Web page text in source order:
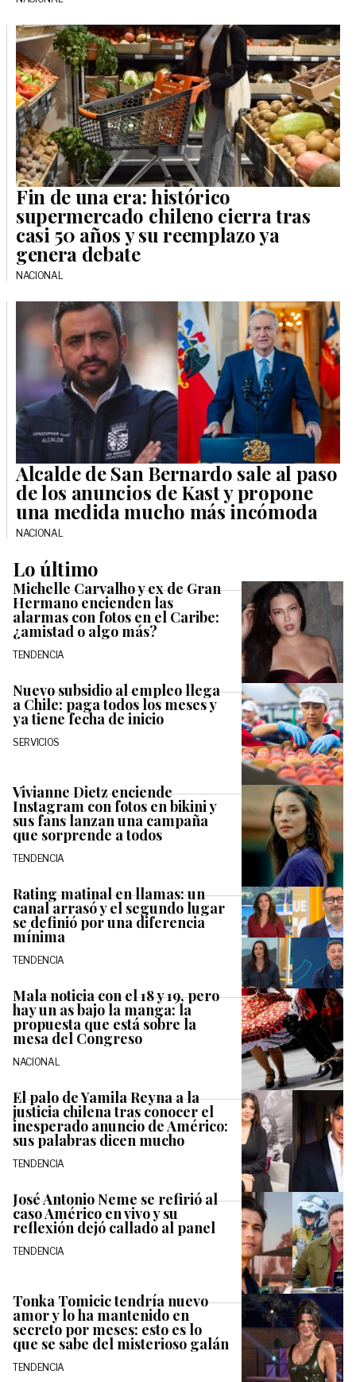
Fin de una era: histórico
supermercado chileno cierra tras
casi 50 años y su reemplazo ya
genera debate
NACIONAL
Alcalde de San Bernardo sale al paso
de los anuncios de Kast y propone
una medida mucho más incómoda
NACIONAL
Lo último
Michelle Carvalho y ex de Gran
Hermano encienden las
alarmas con fotos en el Caribe:
¿amistad o algo más?
TENDENCIA
Nuevo subsidio al empleo llega
a Chile: paga todos los meses y
ya tiene fecha de inicio
SERVICIOS
Vivianne Dietz enciende
Instagram con fotos en bikini y
sus fans lanzan una campaña
que sorprende a todos
TENDENCIA
Rating matinal en llamas: un
canal arrasó y el segundo lugar
se definió por una diferencia
mínima
TENDENCIA
Mala noticia con el 18 y 19, pero
hay un as bajo la manga: la
propuesta que está sobre la
mesa del Congreso
NACIONAL
El palo de Yamila Reyna a la
justicia chilena tras conocer el
inesperado anuncio de Américo:
sus palabras dicen mucho
TENDENCIA
José Antonio Neme se refirió al
caso Américo en vivo y su
reflexión dejó callado al panel
TENDENCIA
Tonka Tomicic tendría nuevo
amor y lo ha mantenido en
secreto por meses: esto es lo
que se sabe del misterioso galán
TENDENCIA